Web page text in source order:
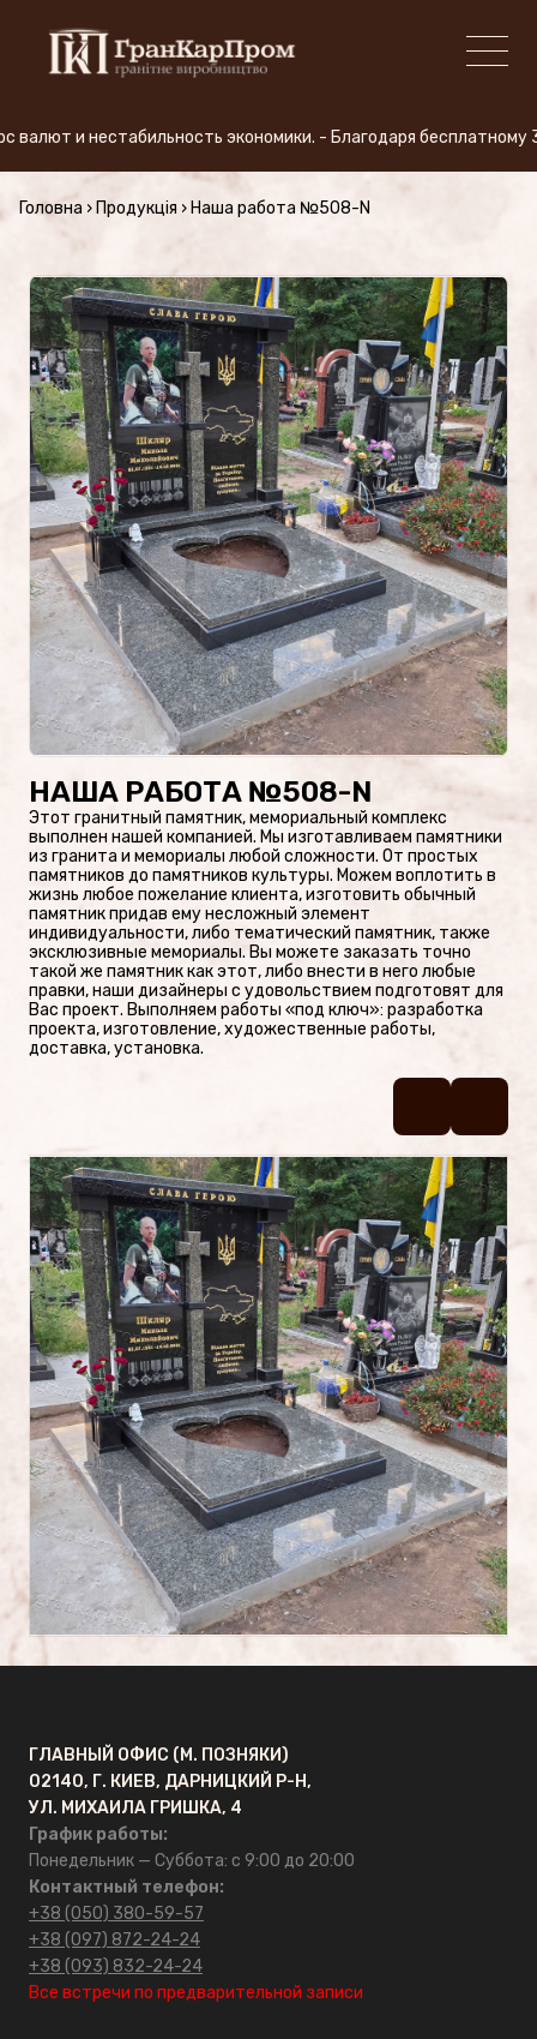
+380 (50) 380-59-57
ПРОИЗВОДСТВО
Виды гранита
АКЦИЯ
Продукция (Цены)
Проекты памятников
Наши работы
Скульптуры на кладбище
Скульптуры из стекла/
Памятники из стекла
ФОТОКАТАЛОГ
Памятники военным
Памятники №1
Цоколя
УСЛУГИ
Латунные буквы и надписи на
памятник
Фотокерамика
Фотостекло на памятник
Художественное
оформление памятников
ГРАНКАРПРОМ
Главная
О компании
экономики. - Благодаря
Головна › Продукція › Наша работа №508-N
НАША РАБОТА №508-N
Этот гранитный памятник, мемориальный комплекс
выполнен нашей компанией. Мы изготавливаем памятники
из гранита и мемориалы любой сложности. От простых
памятников до памятников культуры. Можем воплотить в
жизнь любое пожелание клиента, изготовить обычный
памятник придав ему несложный элемент
индивидуальности, либо тематический памятник, также
эксклюзивные мемориалы. Вы можете заказать точно
такой же памятник как этот, либо внести в него любые
правки, наши дизайнеры с удовольствием подготовят для
Вас проект. Выполняем работы «под ключ»: разработка
проекта, изготовление, художественные работы,
доставка, установка.
ГЛАВНЫЙ ОФИС (М. ПОЗНЯКИ)
02140, Г. КИЕВ, ДАРНИЦКИЙ Р-Н,
УЛ. МИХАИЛА ГРИШКА, 4
График работы:
Понедельник — Суббота: с 9:00 до 20:00
Контактный телефон:
+38 (050) 380-59-57
+38 (097) 872-24-24
+38 (093) 832-24-24
Все встречи по предварительной записи